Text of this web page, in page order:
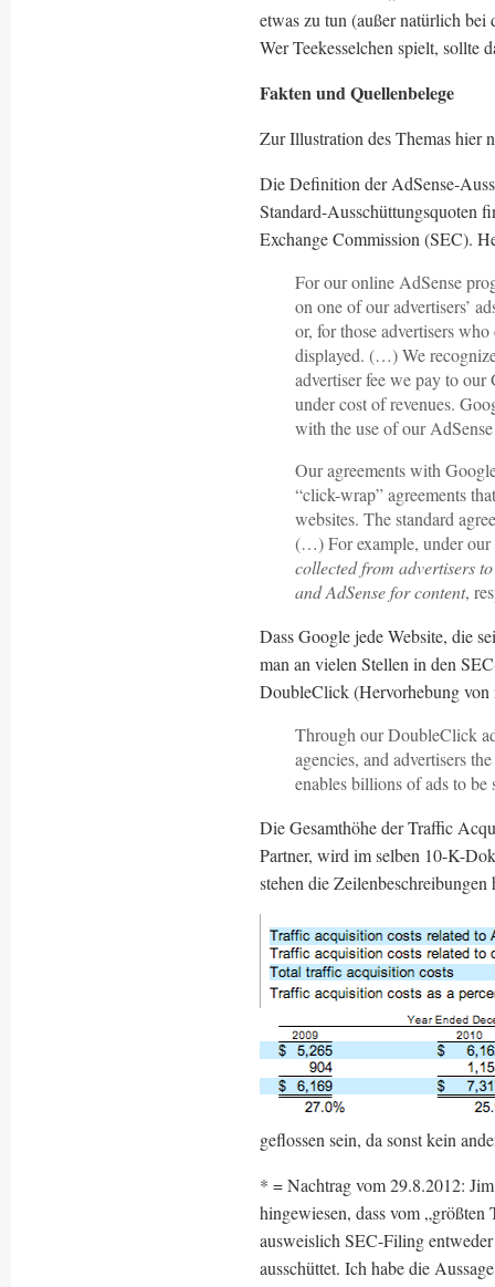
etwas zu tun (außer natürlich
Wer Teekesselchen spielt, sollte
Fakten und Quellenbelege
Zur Illustration des Themas hier
Die Definition der AdSense-
Standard-Ausschüttungsquoten
Exchange Commission (SEC).
For our online AdSense
on one of our advertisers’
or, for those advertisers
displayed. (…) We
advertiser fee we pay to
under cost of revenues.
with the use of our
Our agreements with
“click-wrap” agreements
websites. The standard
(…) For example, under our
collected from advertisers
and AdSense for content,
Dass Google jede Website, die
man an vielen Stellen in den
DoubleClick (Hervorhebung von
Through our DoubleClick
agencies, and advertisers
enables billions of ads to be
Die Gesamthöhe der Traffic
Partner, wird im selben 10-K-
stehen die
geflossen sein, da sonst kein
* = Nachtrag vom 29.8.2012:
hingewiesen, dass vom
ausweislich SEC-Filing
ausschüttet. Ich habe die